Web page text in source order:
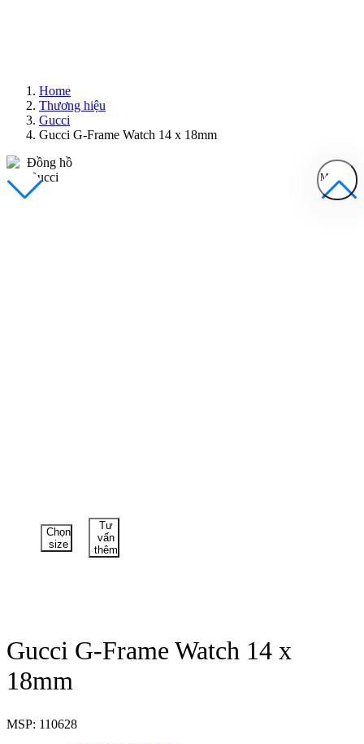
Home
Thương hiệu
Gucci
Gucci G-Frame Watch 14 x 18mm
MENU
Đồng Hồ Nam
Chọn
size
Tư
vấn
thêm
Gucci G-Frame Watch 14 x
18mm
MSP: 110628